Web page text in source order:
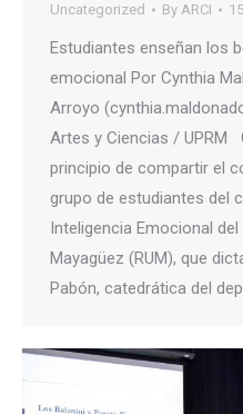
Uncategorized By ARCI
Estudiantes enseñan los
emocional Por Cynthia
Arroyo
Artes y Ciencias / UPRM
principio de compartir el
grupo de estudiantes del
Inteligencia Emocional
Mayagüez (RUM), que
Pabón, catedrática del